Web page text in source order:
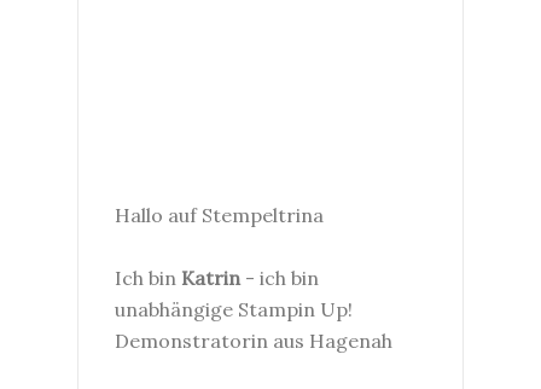
Hallo auf Stempeltrina
Ich bin Katrin - ich bin
unabhängige Stampin Up!
Demonstratorin aus Hagenah